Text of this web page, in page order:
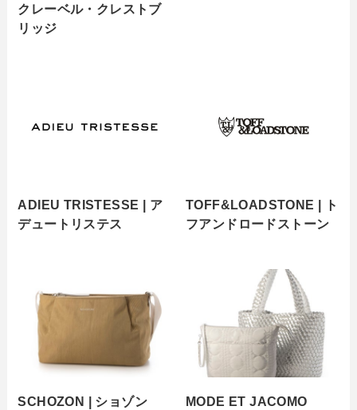
クレーベル・クレストブ
リッジ
ADIEU TRISTESSE | ア
デュートリステス
TOFF&LOADSTONE | ト
フアンドロードストーン
SCHOZON | ショゾン
MODE ET JACOMO